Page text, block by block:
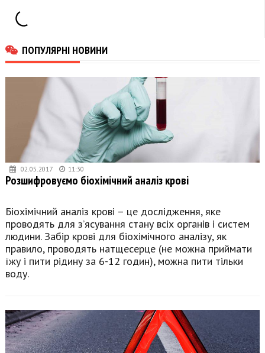
ПОПУЛЯРНІ НОВИНИ
02.05.2017 11:30
Розшифровуємо біохімічний аналіз крові
Біохімічний аналіз крові – це дослідження, яке
проводять для з’ясування стану всіх органів і систем
людини. Забір крові для біохімічного аналізу, як
правило, проводять натщесерце (не можна приймати
їжу і пити рідину за 6-12 годин), можна пити тільки
воду.